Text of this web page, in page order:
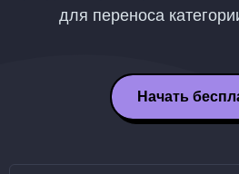
для переноса
Начать